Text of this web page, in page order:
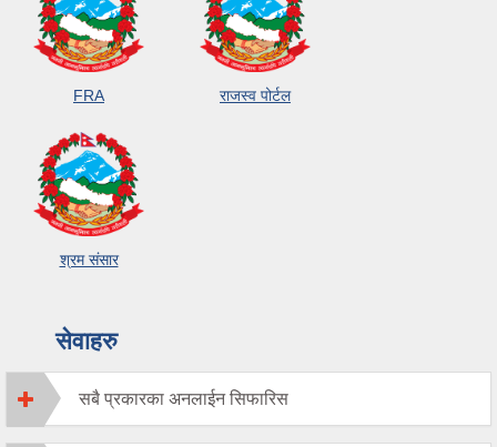
FRA राजस्व पोर्टल
श्रम संसार
सेवाहरु
सबै प्रकारका अनलाईन सिफारिस